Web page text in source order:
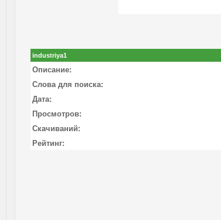
industriya1
Описание:
Слова для поиска:
Дата:
Просмотров:
Скачиваний:
Рейтинг: